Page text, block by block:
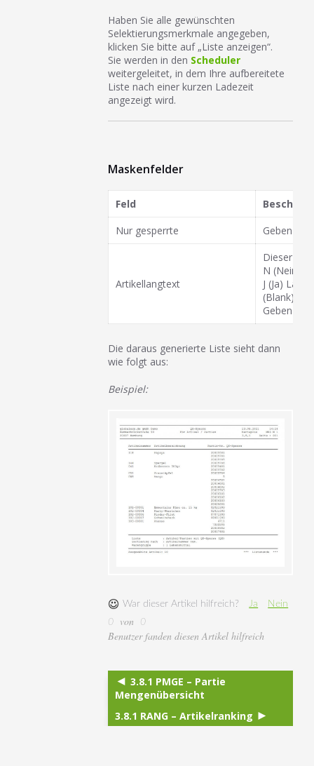
Haben Sie alle gewünschten
Selektierungsmerkmale angegeben,
klicken Sie bitte auf „Liste anzeigen“.
Sie werden in den Scheduler
weitergeleitet, in dem Ihre aufbereitete
Liste nach einer kurzen Ladezeit
angezeigt wird.
Maskenfelder
Feld
Nur gesperrte
Geben Sie
Artikellangtext
Dieser
N (Nein)
J (Ja)
(Blank)
Geben Sie
Die daraus generierte Liste sieht dann
wie folgt aus:
Beispiel:
War dieser Artikel hilfreich? Ja
Nein
0
von 0
Benutzer fanden diesen Artikel hilfreich
3.8.1 PMGE – Partie
Mengenübersicht
3.8.1 RANG – Artikelranking